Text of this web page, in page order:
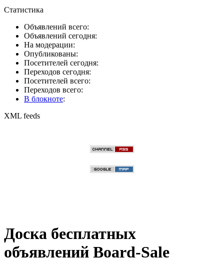
Статистика
Объявлений всего:
Объявлений сегодня:
На модерации:
Опубликованы:
Посетителей сегодня:
Переходов сегодня:
Посетителей всего:
Переходов всего:
В блокноте:
XML feeds
Доска бесплатных
объявлений Board-Sale